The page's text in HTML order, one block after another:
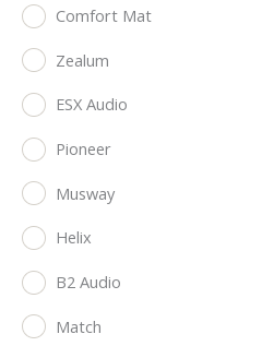
Comfort Mat
Zealum
ESX Audio
Pioneer
Musway
Helix
B2 Audio
Match